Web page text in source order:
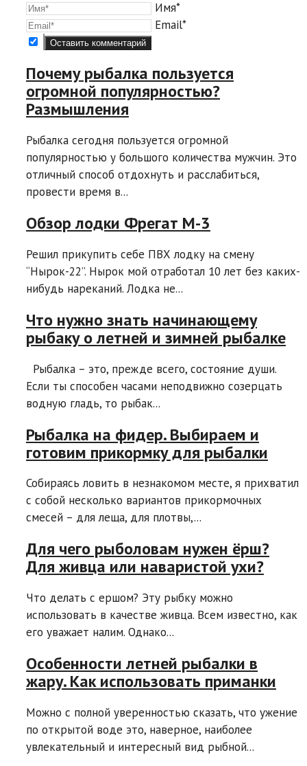
Имя*
Email*
Почему рыбалка пользуется
огромной популярностью?
Размышления
Рыбалка сегодня пользуется огромной
популярностью у большого количества мужчин. Это
отличный способ отдохнуть и расслабиться,
провести время в...
Обзор лодки Фрегат М-3
Решил прикупить себе ПВХ лодку на смену
“Нырок-22”. Нырок мой отработал 10 лет без каких-
нибудь нареканий. Лодка не...
Что нужно знать начинающему
рыбаку о летней и зимней рыбалке
Рыбалка – это, прежде всего, состояние души.
Если ты способен часами неподвижно созерцать
водную гладь, то рыбак...
Рыбалка на фидер. Выбираем и
готовим прикормку для рыбалки
Собираясь ловить в незнакомом месте, я прихватил
с собой несколько вариантов прикормочных
смесей – для леща, для плотвы,...
Для чего рыболовам нужен ёрш?
Для живца или наваристой ухи?
Что делать с ершом? Эту рыбку можно
использовать в качестве живца. Всем известно, как
его уважает налим. Однако...
Особенности летней рыбалки в
жару. Как использовать приманки
Можно с полной уверенностью сказать, что ужение
по открытой воде это, наверное, наиболее
увлекательный и интересный вид рыбной...